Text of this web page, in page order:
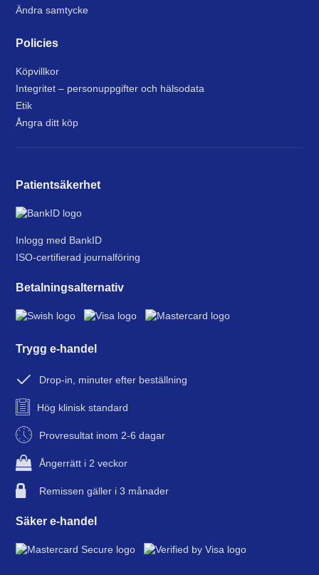
Ändra samtycke
Policies
Köpvillkor
Integritet – personuppgifter och hälsodata
Etik
Ångra ditt köp
Patientsäkerhet
Inlogg med BankID
ISO-certifierad journalföring
Betalningsalternativ
Trygg e-handel
Drop-in, minuter efter beställning
Hög klinisk standard
Provresultat inom 2-6 dagar
Ångerrätt i 2 veckor
Remissen gäller i 3 månader
Säker e-handel